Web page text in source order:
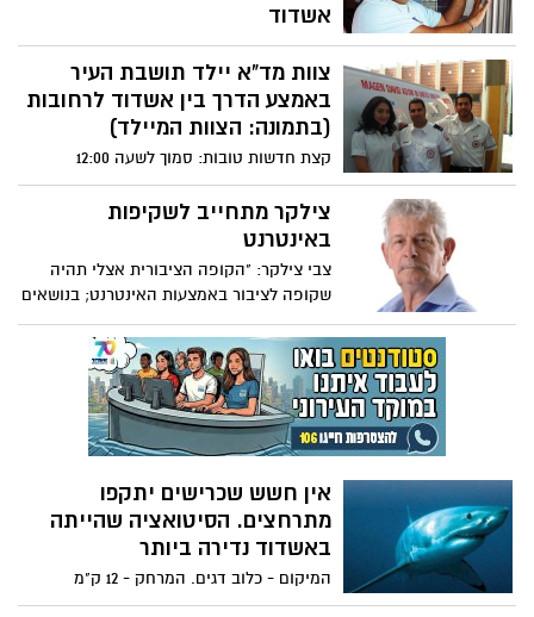
אשדוד
לאחר שהסדיר את נושאי ניגודי העניינים, חסן
יוכל לכהן כחבר ועד ולהצטרף לאבינועם שושן
למאבק נגד הפרטת הנמל באשדוד.
צוות מד"א יילד תושבת העיר
באמצע הדרך בין אשדוד לרחובות
(בתמונה: הצוות המיילד)
קצת חדשות טובות: סמוך לשעה 12:00
בצהרים קיבלו במוקד מד"א באשדוד הודעה
על אישה עם צירי לידה בביתה באשדוד.
למקום שוגר אמבולנס של מד"א, בו היה
יניב אסולין. במהלך פינוי היולדת לבית
החולים, ירדו המים והחלה לידה. צוות
האמבולנס, בראשותו של אסולין, עצר בצד
הדרך וקיבל את הלידה. האם והתינוקת פונו
להמשך מעקב בבית החולים קפלן ברחובות
כשמצבם טוב מאוד.
צילקר מתחייב לשקיפות
באינטרנט
צבי צילקר: "הקופה הציבורית אצלי תהיה
שקופה לציבור באמצעות האינטרנט; בנושאים
מהותיים ייערך משאל תושבים"
אין חשש שכרישים יתקפו
מתרחצים. הסיטואציה שהייתה
באשדוד נדירה ביותר
המיקום - כלוב דגים. המרחק - 12 ק"מ
מהחוף. העומק - 20 מ"ר. הסיטואציה של